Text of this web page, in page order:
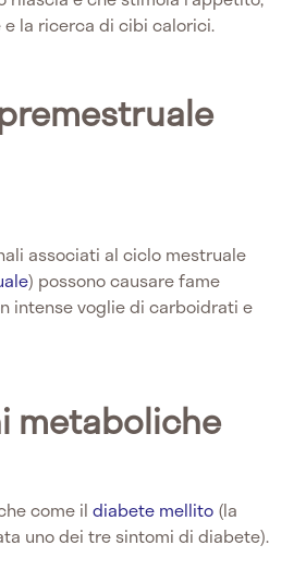
la ricerca di cibi calorici.
associati al ciclo mestruale
) possono causare fame
intense voglie di carboidrati e
metaboliche
come il diabete mellito (la
uno dei tre sintomi di diabete).